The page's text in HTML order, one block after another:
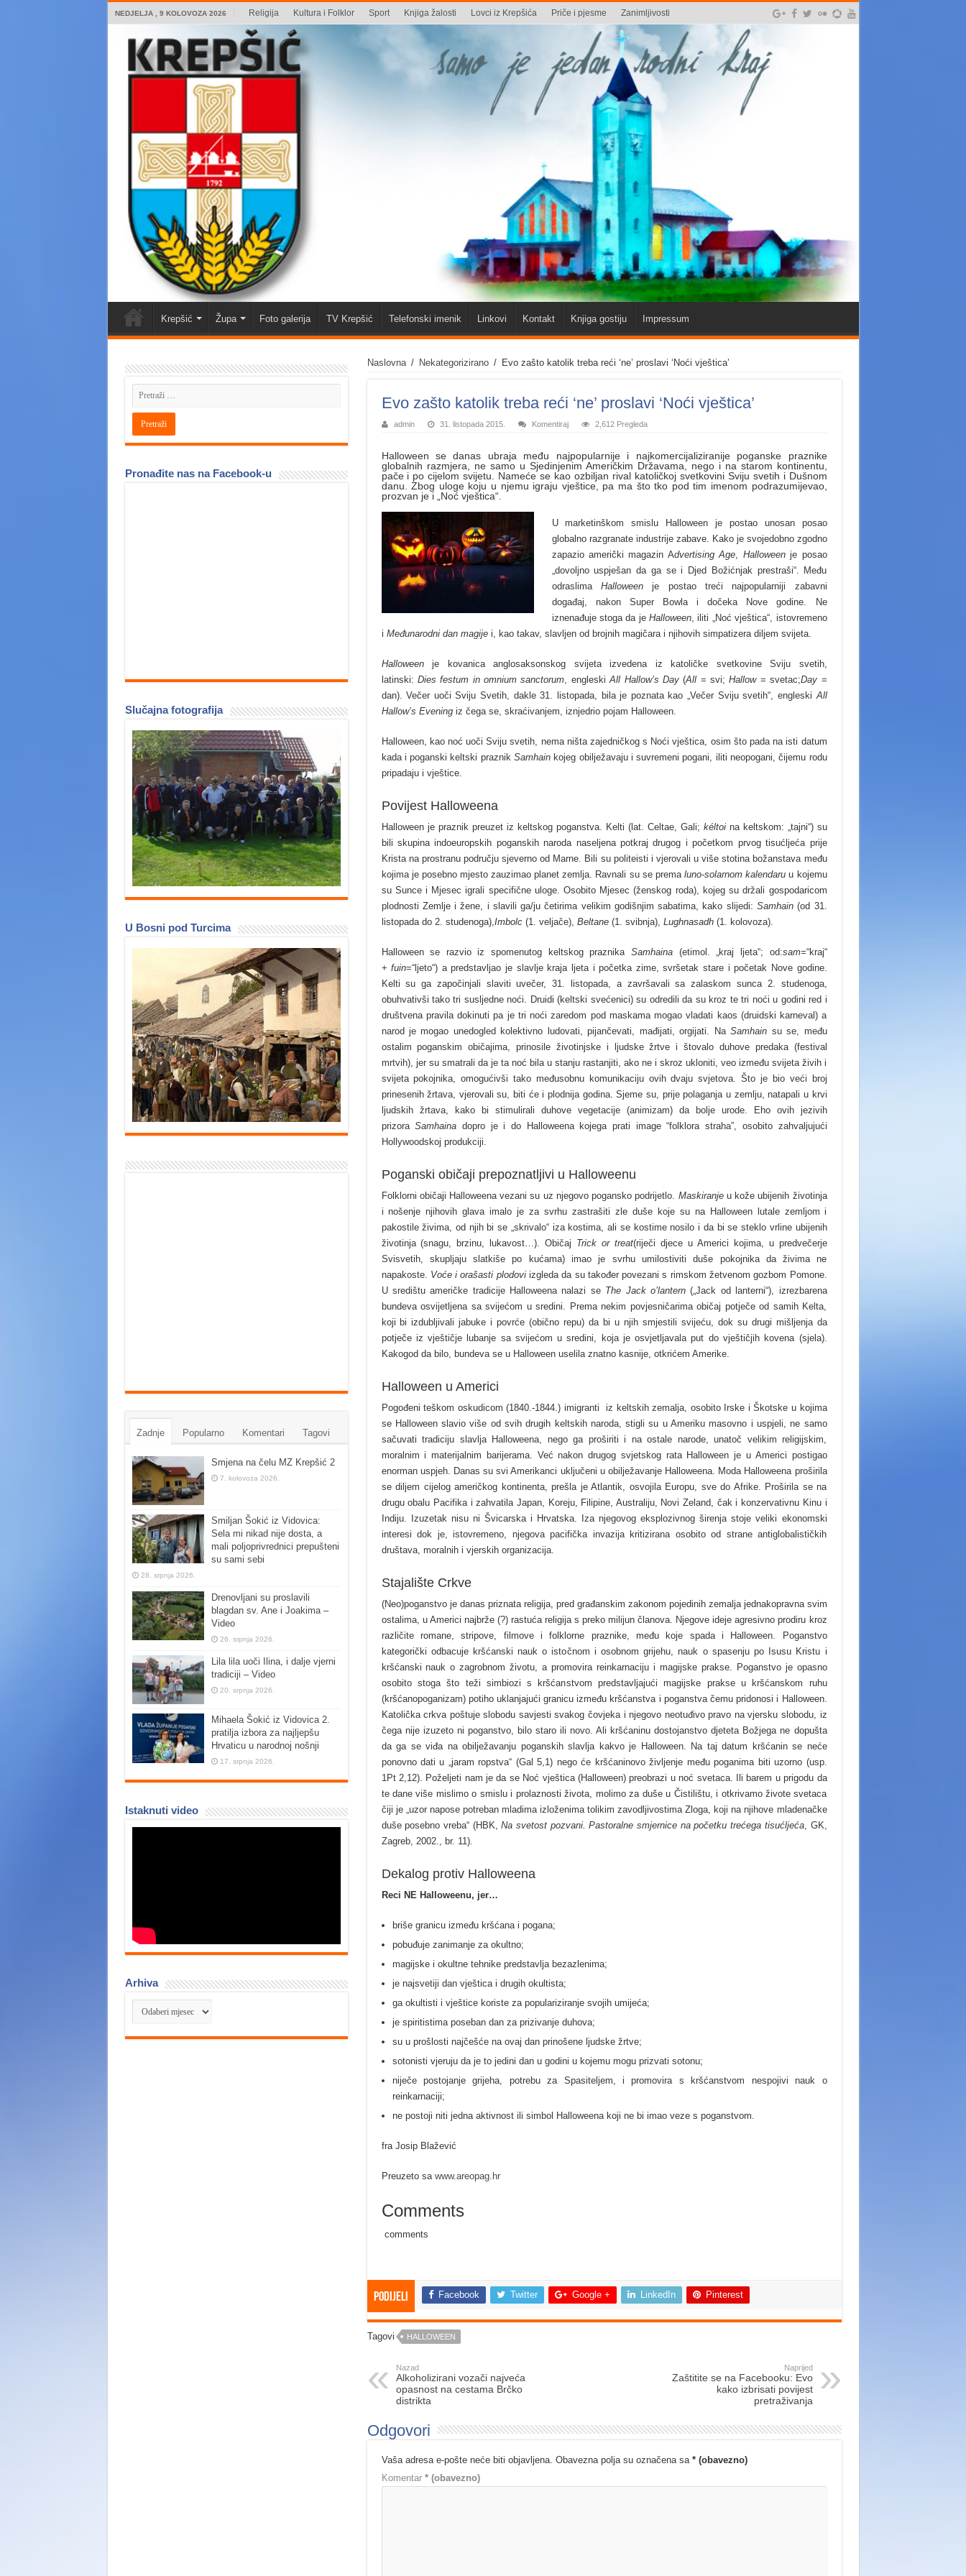
NEDJELJA , 9 KOLOVOZA 2026 Religija Kultura i Folklor Sport Knjiga žalosti Lovci iz Krepšića Priče i pjesme Zanimljivosti
Krepšić Župa Foto galerija TV Krepšić Telefonski imenik Linkovi Kontakt Knjiga gostiju Impressum
Naslovna / Nekategorizirano / Evo zašto katolik treba reći ‘ne’ proslavi ‘Noći vještica’
Evo zašto katolik treba reći ‘ne’ proslavi ‘Noći vještica’
admin 31. listopada 2015. Komentiraj 2,612 Pregleda
Halloween se danas ubraja među najpopularnije i najkomercijaliziranije poganske praznike
globalnih razmjera, ne samo u Sjedinjenim Američkim Državama, nego i na starom kontinentu,
pače i po cijelom svijetu. Nameće se kao ozbiljan rival katoličkoj svetkovini Sviju svetih i Dušnom
danu. Zbog uloge koju u njemu igraju vještice, pa ma što tko pod tim imenom podrazumijevao,
prozvan je i „Noć vještica“.
U marketinškom smislu Halloween je postao unosan posao
globalno razgranate industrije zabave. Kako je svojedobno zgodno
zapazio američki magazin Advertising Age Halloweenje posao
„dovoljno uspješan da ga se i Djed Božićnjak prestraši“. Među
odraslima Halloweenje postao treći najpopularniji zabavni
događaj, nakon Super Bowla i dočeka Nove godine. Ne
iznenađuje stoga da je Halloween , iliti „Noć vještica“, istovremeno
i Međunarodni dan magijei, kao takav, slavljen od brojnih magičara i njihovih simpatizera diljem svijeta.
Halloweenje kovanica anglosaksonskog svijeta izvedena iz katoličke svetkovine Sviju svetih,
latinski: Dies festum in omnium sanctorum , engleskiAll Hallow’s Day(All = svi;Hallow= svetac;Day =
dan). Večer uoči Sviju Svetih, dakle 31. listopada, bila je poznata kao „Večer Sviju svetih“, engleski All
Hallow’s Evening iz čega se, skraćivanjem, iznjedrio pojam Halloween.
Halloween, kao noć uoči Sviju svetih, nema ništa zajedničkog s Noći vještica, osim što pada na isti datum
kada i poganski keltski praznik Samhainkojeg obilježavaju i suvremeni pogani, iliti neopogani, čijemu rodu
pripadaju i vještice.
Povijest Halloweena
Halloween je praznik preuzet iz keltskog poganstva. Kelti (lat. Celtae, Gali; kéltoina keltskom: „tajni“) su
bili skupina indoeuropskih poganskih naroda naseljena potkraj drugog i početkom prvog tisućljeća prije
Krista na prostranu području sjeverno od Marne. Bili su politeisti i vjerovali u više stotina božanstava među
kojima je posebno mjesto zauzimao planet zemlja. Ravnali su se premaluno-solarnom kalendaru u kojemu
su Sunce i Mjesec igrali specifične uloge. Osobito Mjesec (ženskog roda), kojeg su držali gospodaricom
plodnosti Zemlje i žene, i slavili ga/ju četirima velikim godišnjim sabatima, kako slijedi: Samhain(od 31.
listopada do 2. studenoga), Imbolc(1. veljače), Beltane(1. svibnja), Lughnasadh(1. kolovoza).
Halloween se razvio iz spomenutog keltskog praznika Samhaina(etimol. „kraj ljeta“; od:sam=“kraj“
+fuin=“ljeto“) a predstavljao je slavlje kraja ljeta i početka zime, svršetak stare i početak Nove godine.
Kelti su ga započinjali slaviti uvečer, 31. listopada, a završavali sa zalaskom sunca 2. studenoga,
obuhvativši tako tri susljedne noći. Druidi (keltski svećenici) su odredili da su kroz te tri noći u godini red i
društvena pravila dokinuti pa je tri noći zaredom pod maskama mogao vladati kaos (druidski karneval) a
narod je mogao unedogled kolektivno ludovati, pijančevati, mađijati, orgijati. NaSamhain su se, među
ostalim poganskim običajima, prinosile životinjske i ljudske žrtve i štovalo duhove predaka (festival
mrtvih), jer su smatrali da je ta noć bila u stanju rastanjiti, ako ne i skroz ukloniti, veo između svijeta živih i
svijeta pokojnika, omogućivši tako međusobnu komunikaciju ovih dvaju svjetova. Što je bio veći broj
prinesenih žrtava, vjerovali su, biti će i plodnija godina. Sjeme su, prije polaganja u zemlju, natapali u krvi
ljudskih žrtava, kako bi stimulirali duhove vegetacije (animizam) da bolje urode. Eho ovih jezivih
prizoraSamhaina dopro je i do Halloweena
kojega prati image “folklora straha”, osobito zahvaljujući
Hollywoodskoj produkciji.
Poganski običaji prepoznatljivi u Halloweenu
Folklorni običaji Halloweena vezani su uz njegovo pogansko podrijetlo. Maskiranje u kože ubijenih životinja
i nošenje njihovih glava imalo je za svrhu zastrašiti zle duše koje su na Halloween lutale zemljom i
pakostile živima, od njih bi se „skrivalo“ iza kostima, ali se kostime nosilo i da bi se steklo vrline ubijenih
životinja (snagu, brzinu, lukavost…). Običaj Trick or treat(riječi djece u Americi kojima, u predvečerje
Svisvetih, skupljaju slatkiše po kućama) imao je svrhu umilostiviti duše pokojnika da živima ne
napakoste. Voće i orašasti plodoviizgleda da su također povezani s rimskom žetvenom gozbom Pomone.
U središtu američke tradicije Halloweena nalazi se The Jack o’lantern(„Jack od lanterni“), izrezbarena
bundeva osvijetljena sa svijećom u sredini. Prema nekim povjesničarima običaj potječe od samih Kelta,
koji bi izdubljivali jabuke i povrće (obično repu) da bi u njih smjestili svijeću, dok su drugi mišljenja da
potječe iz vještičje lubanje sa svijećom u sredini, koja je osvjetljavala put do vještičjih kovena (sjela).
Kakogod da bilo, bundeva se u Halloween uselila znatno kasnije, otkrićem Amerike.
Halloween u Americi
Pogođeni teškom oskudicom (1840.-1844.) imigranti iz keltskih zemalja, osobito Irske i Škotske u kojima
se Halloween slavio više od svih drugih keltskih naroda, stigli su u Ameriku masovno i uspjeli, ne samo
sačuvati tradiciju slavlja Halloweena, nego ga proširiti i na ostale narode, unatoč velikim religijskim,
moralnim i materijalnim barijerama. Već nakon drugog svjetskog rata Halloween je u Americi postigao
enorman uspjeh. Danas su svi Amerikanci uključeni u obilježavanje Halloweena. Moda Halloweena proširila
se diljem cijelog američkog kontinenta, prešla je Atlantik, osvojila Europu, sve do Afrike. Proširila se na
drugu obalu Pacifika i zahvatila Japan, Koreju, Filipine, Australiju, Novi Zeland, čak i konzervativnu Kinu i
Indiju. Izuzetak nisu ni Švicarska i Hrvatska. Iza njegovog eksplozivnog širenja stoje veliki ekonomski
interesi dok je, istovremeno, njegova pacifička invazija kritizirana osobito od strane antiglobalističkih
društava, moralnih i vjerskih organizacija.
Stajalište Crkve
(Neo)poganstvo je danas priznata religija, pred građanskim zakonom pojedinih zemalja jednakopravna svim
ostalima, u Americi najbrže (?) rastuća religija s preko milijun članova. Njegove ideje agresivno prodiru kroz
različite romane, stripove, filmove i folklorne praznike, među koje spada i Halloween. Poganstvo
kategorički odbacuje kršćanski nauk o istočnom i osobnom grijehu, nauk o spasenju po Isusu Kristu i
kršćanski nauk o zagrobnom životu, a promovira reinkarnaciju i magijske prakse. Poganstvo je opasno
osobito stoga što teži simbiozi s kršćanstvom predstavljajući magijske prakse u kršćanskom ruhu
(kršćanopoganizam) potiho uklanjajući granicu između kršćanstva i poganstva čemu pridonosi i Halloween.
Katolička crkva poštuje slobodu savjesti svakog čovjeka i njegovo neotuđivo pravo na vjersku slobodu, iz
čega nije izuzeto ni poganstvo, bilo staro ili novo. Ali kršćaninu dostojanstvo djeteta Božjega ne dopušta
da ga se viđa na obilježavanju poganskih slavlja kakvo je Halloween. Na taj datum kršćanin se neće
ponovno dati u „jaram ropstva“ (Gal 5,1) nego će kršćaninovo življenje među poganima biti uzorno (usp.
1Pt 2,12). Poželjeti nam je da se Noć vještica (Halloween) preobrazi u noć svetaca. Ili barem u prigodu da
te dane više mislimo o smislu i prolaznosti života, molimo za duše u Čistilištu, i otkrivamo živote svetaca
čiji je „uzor napose potreban mladima izloženima tolikim zavodljivostima Zloga, koji na njihove mladenačke
duše posebno vreba“ (HBK,Na svetost pozvani. Pastoralne smjernice na početku trećega tisućljeća, GK,
Zagreb, 2002., br. 11).
Dekalog protiv Halloweena
Reci NE Halloweenu, jer…
briše granicu između kršćana i pogana;
pobuđuje zanimanje za okultno;
magijske i okultne tehnike predstavlja bezazlenima;
je najsvetiji dan vještica i drugih okultista;
ga okultisti i vještice koriste za populariziranje svojih umijeća;
je spiritistima poseban dan za prizivanje duhova;
su u prošlosti najčešće na ovaj dan prinošene ljudske žrtve;
sotonisti vjeruju da je to jedini dan u godini u kojemu mogu prizvati sotonu;
niječe postojanje grijeha, potrebu za Spasiteljem, i promovira s kršćanstvom nespojivi nauk o
reinkarnaciji;
ne postoji niti jedna aktivnost ili simbol Halloweena koji ne bi imao veze s poganstvom.
fra Josip Blažević
Preuzeto sa www.areopag.hr
Comments
comments
Podijeli Facebook Twitter Google + LinkedIn Pinterest
Tagovi HALLOWEEN
Nazad
Alkoholizirani vozači najveća
opasnost na cestama Brčko
distrikta
Naprijed
Zaštitite se na Facebooku: Evo
kako izbrisati povijest
pretraživanja
Odgovori
Vaša adresa e-pošte neće biti objavljena. Obavezna polja su označena sa * (obavezno)
Komentar * (obavezno)
Pronađite nas na Facebook-u
Slučajna fotografija
U Bosni pod Turcima
Zadnje Popularno Komentari Tagovi
Smjena na čelu MZ Krepšić 2
7. kolovoza 2026.
Smiljan Šokić iz Vidovica:
Sela mi nikad nije dosta, a
mali poljoprivrednici prepušteni
su sami sebi
28. srpnja 2026.
Drenovljani su proslavili
blagdan sv. Ane i Joakima –
Video
26. srpnja 2026.
Lila lila uoči Ilina, i dalje vjerni
tradiciji – Video
20. srpnja 2026.
Mihaela Šokić iz Vidovica 2.
pratilja izbora za najljepšu
Hrvaticu u narodnoj nošnji
17. srpnja 2026.
Istaknuti video
Arhiva
Arhiva